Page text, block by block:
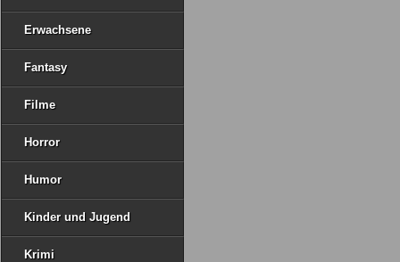
Erwachsene
Fantasy
Filme
Horror
Humor
Kinder und Jugend
Krimi